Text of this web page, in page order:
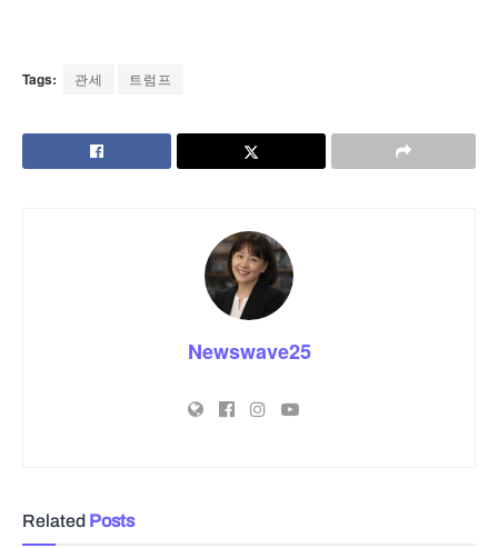
Tags: 관세 트럼프
Newswave25
Related Posts